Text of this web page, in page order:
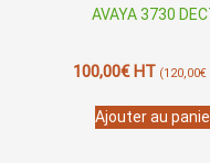
AVAYA 3730
100,00€HT (120,00€
Ajouter au